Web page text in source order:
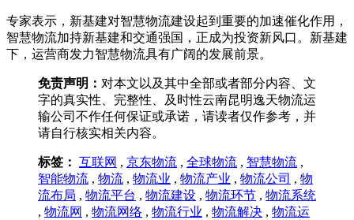
专家表示，新基建对智慧物流建设起到重要的加速催化作用，
智慧物流加持新基建和交通强国，正成为投资新风口。新基建
下，运营商发力智慧物流具有广阔的发展前景。
免责声明： 对本文以及其中全部或者部分内容、文
字的真实性、完整性、及时性云南昆明逸天物流运
输公司不作任何保证或承诺，请读者仅作参考，并
请自行核实相关内容。
标签： 互联网 , 京东物流 , 全球物流 , 智慧物流 ,
智能物流 , 物流 , 物流业 , 物流产业 , 物流公司 , 物
流布局 , 物流平台 , 物流建设 , 物流环节 , 物流系统
, 物流网 , 物流网络 , 物流行业 , 物流解决 , 物流运